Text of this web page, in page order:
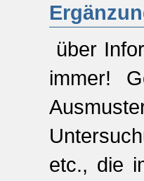
über
immer!
etc., die